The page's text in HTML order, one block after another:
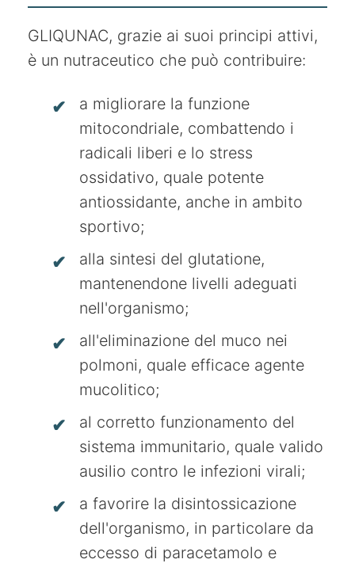
GLIQUNAC, grazie ai suoi principi attivi,
è un nutraceutico che può contribuire:
a migliorare la funzione
mitocondriale, combattendo i
radicali liberi e lo stress
ossidativo, quale potente
antiossidante, anche in ambito
sportivo;
alla sintesi del glutatione,
mantenendone livelli adeguati
nell'organismo;
all'eliminazione del muco nei
polmoni, quale efficace agente
mucolitico;
al corretto funzionamento del
sistema immunitario, quale valido
ausilio contro le infezioni virali;
a favorire la disintossicazione
dell'organismo, in particolare da
eccesso di paracetamolo e